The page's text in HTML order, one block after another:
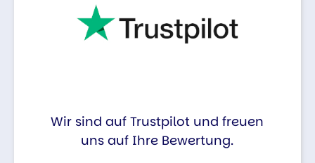
Wir sind auf Trustpilot und freuen
uns auf Ihre Bewertung.